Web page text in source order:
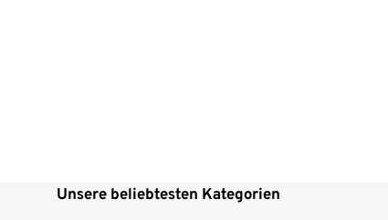
Unsere beliebtesten Kategorien